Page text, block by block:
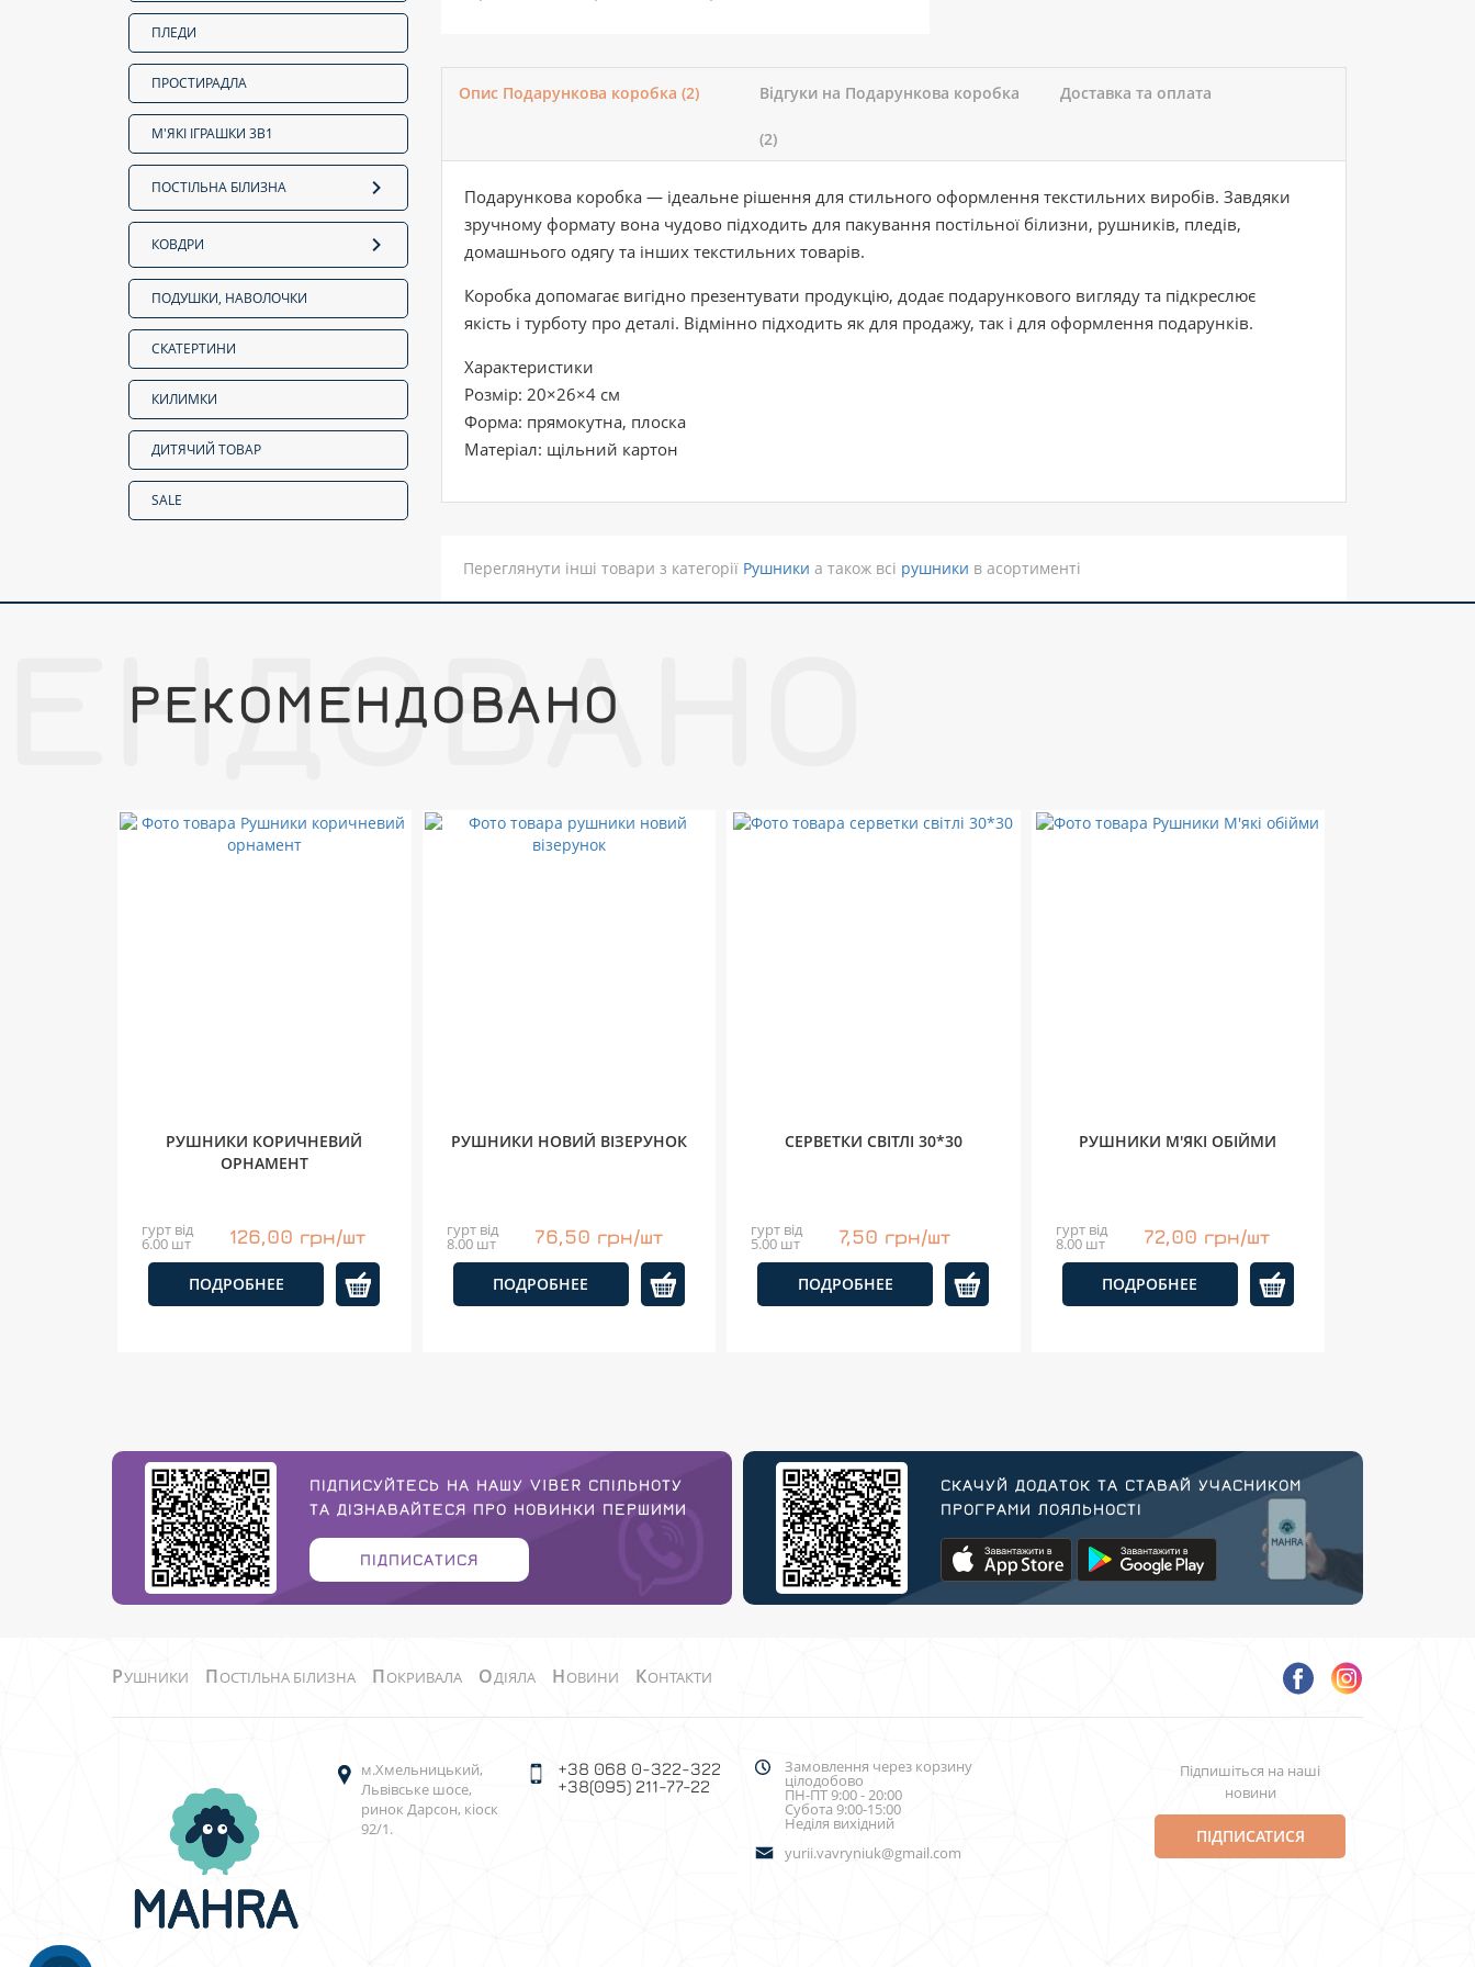
ПЛЕДИ
ПРОСТИРАДЛА
М'ЯКІ ІГРАШКИ 3В1
ПОСТІЛЬНА БІЛИЗНА
КОВДРИ
ПОДУШКИ, НАВОЛОЧКИ
СКАТЕРТИНИ
КИЛИМКИ
ДИТЯЧИЙ ТОВАР
SALE
Опис Подарункова коробка (2) Відгуки на Подарункова коробка
(2)
Доставка та оплата
Подарункова коробка — ідеальне рішення для стильного оформлення текстильних виробів. Завдяки
зручному формату вона чудово підходить для пакування постільної білизни, рушників, пледів,
домашнього одягу та інших текстильних товарів.
Коробка допомагає вигідно презентувати продукцію, додає подарункового вигляду та підкреслює
якість і турботу про деталі. Відмінно підходить як для продажу, так і для оформлення подарунків.
Характеристики
Розмір: 20×26×4 см
Форма: прямокутна, плоска
Матеріал: щільний картон
Переглянути інші товари з категорії Рушники а також всі рушники в асортименті
РЕКОМЕНДОВАНО
РУШНИКИ КОРИЧНЕВИЙ
ОРНАМЕНТ
гурт від
6.00 шт 126,00 грн/шт
ПОДРОБНЕЕ
РУШНИКИ НОВИЙ ВІЗЕРУНОК
гурт від
8.00 шт 76,50 грн/шт
ПОДРОБНЕЕ
СЕРВЕТКИ СВІТЛІ 30*30
гурт від
5.00 шт 7,50 грн/шт
ПОДРОБНЕЕ
РУШНИКИ М'ЯКІ ОБІЙМИ
гурт від
8.00 шт 72,00 грн/шт
ПОДРОБНЕЕ
ПІДПИСУЙТЕСЬ НА НАШУ VIBER СПІЛЬНОТУ
ТА ДІЗНАВАЙТЕСЯ ПРО НОВИНКИ ПЕРШИМИ
ПІДПИСАТИСЯ
СКАЧУЙ ДОДАТОК ТА СТАВАЙ УЧАСНИКОМ
ПРОГРАМИ ЛОЯЛЬНОСТІ
РУШНИКИ ПОСТІЛЬНА БІЛИЗНА ПОКРИВАЛА ОДІЯЛА НОВИНИ КОНТАКТИ
м.Хмельницький,
Львівське шосе,
ринок Дарсон, кіоск
92/1.
+38 068 0-322-322
+38(095) 211-77-22
Замовлення через корзину
цілодобово
ПН-ПТ 9:00 - 20:00
Субота 9:00-15:00
Неділя вихідний
yurii.vavryniuk@gmail.com
Підпишіться на наші
новини
ПІДПИСАТИСЯ